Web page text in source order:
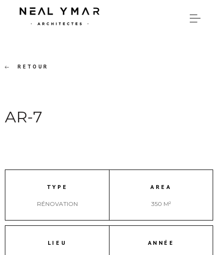
RETOUR
AR-7
TYPE
RÉNOVATION
AREA
350 M²
LIEU ANNÉE